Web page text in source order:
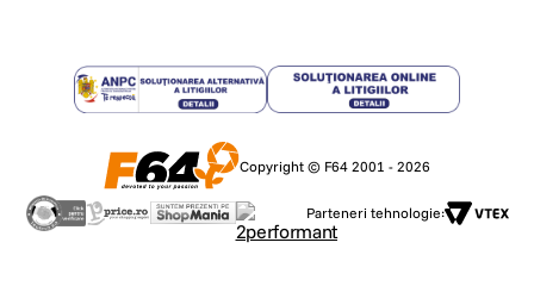
Copyright © F64 2001 - 2026
Parteneri tehnologie: